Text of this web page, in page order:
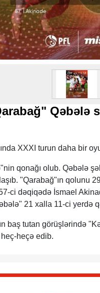
Qəbələ
XXXI turun daha bir
qonağı olub. Qəbələ
"Qarabağ"ın qolunu
ci dəqiqədə İsmael
21 xalla 11-ci yerdə
baş tutan görüşlərində
heçə edib.